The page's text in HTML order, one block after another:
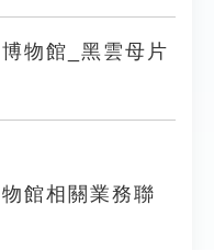
物館_黑雲母片
館相關業務聯